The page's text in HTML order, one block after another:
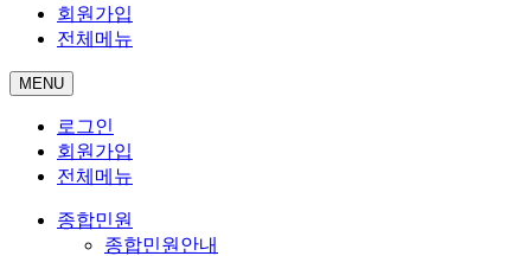
회원가입
전체메뉴
MENU
로그인
회원가입
전체메뉴
종합민원
종합민원안내